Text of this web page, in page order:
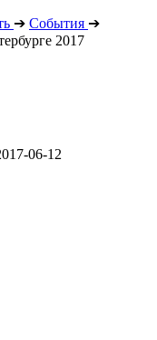
➔ События ➔
2017
06-12